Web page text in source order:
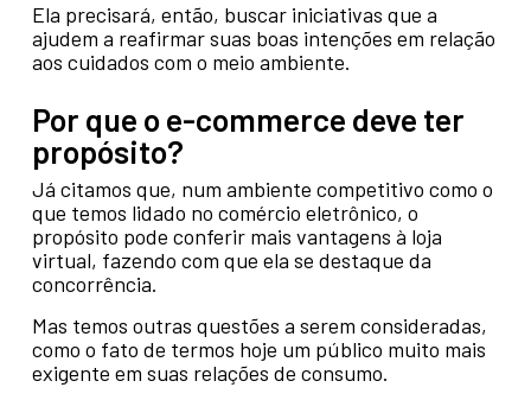
Ela precisará, então, buscar iniciativas que a
ajudem a reafirmar suas boas intenções em relação
aos cuidados com o meio ambiente.
Por que o e-commerce deve ter
propósito?
Já citamos que, num ambiente competitivo como o
que temos lidado no comércio eletrônico, o
propósito pode conferir mais vantagens à loja
virtual, fazendo com que ela se destaque da
concorrência.
Mas temos outras questões a serem consideradas,
como o fato de termos hoje um público muito mais
exigente em suas relações de consumo.